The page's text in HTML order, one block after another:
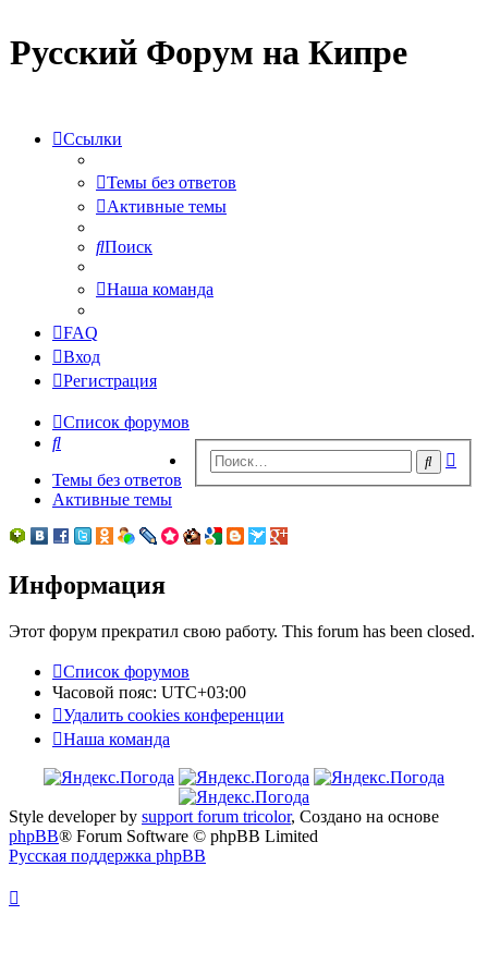
Русский Форум на Кипре
Ссылки
Темы без ответов
Активные темы
Поиск
Наша команда
FAQ
Вход
Регистрация
Список форумов
Поиск
Поиск
Темы без ответов
Активные темы
Информация
Этот форум прекратил свою работу. This forum has been closed.
Список форумов
Часовой пояс: UTC+03:00
Удалить cookies конференции
Наша команда
Style developer by support forum tricolor, Создано на основе
phpBB® Forum Software © phpBB Limited
Русская поддержка phpBB